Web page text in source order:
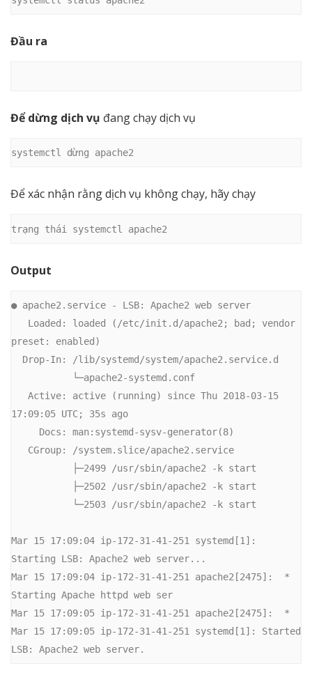
Đầu ra
Để dừng dịch vụ đang chạy dịch vụ
systemctl dừng apache2
Để xác nhận rằng dịch vụ không chạy, hãy chạy
trạng thái systemctl apache2
Output
● apache2.service - LSB: Apache2 web server
preset: enabled)
17:09:05 UTC; 35s ago
Mar 15 17:09:04 ip-172-31-41-251 systemd[1]:
Starting LSB: Apache2 web server...
Mar 15 17:09:04 ip-172-31-41-251 apache2[2475]:  *
Starting Apache httpd web ser
Mar 15 17:09:05 ip-172-31-41-251 apache2[2475]:  *
Mar 15 17:09:05 ip-172-31-41-251 systemd[1]: Started
LSB: Apache2 web server.